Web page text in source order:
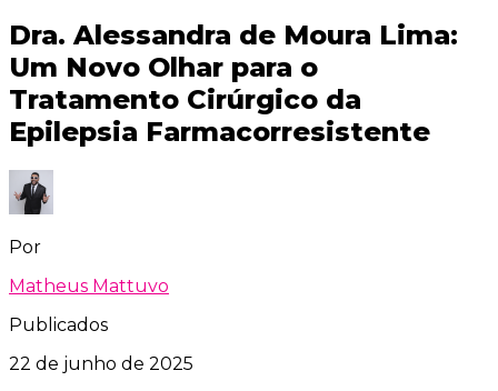
Dra. Alessandra de Moura Lima:
Um Novo Olhar para o
Tratamento Cirúrgico da
Epilepsia Farmacorresistente
Por
Matheus Mattuvo
Publicados
22 de junho de 2025